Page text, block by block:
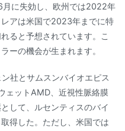
に失効し、欧州では2022年
アは米国で2023年までに特
ると予想されています。こ
ーの機会が生まれます。
社とサムスンバイオエピス
ェットAMD、近視性脈絡膜
して、ルセンティスのバイ
得した。ただし、米国では